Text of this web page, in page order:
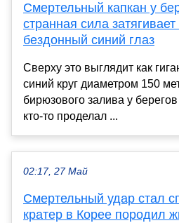
Смертельный капкан у
странная сила
бездонный синий глаз
Сверху это выглядит как
синий круг диаметром 150
бирюзового залива у
кто-то проделал ...
02:17, 27 Май
Смертельный удар стал
кратер в Корее породил